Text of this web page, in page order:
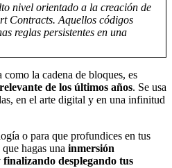
nivel orientado a la creación de
Contracts. Aquellos códigos
reglas persistentes en una
como la cadena de bloques, es
de los últimos años. Se usa
en el arte digital y en una infinitud
o para que profundices en tus
hagas una inmersión
finalizando desplegando tus